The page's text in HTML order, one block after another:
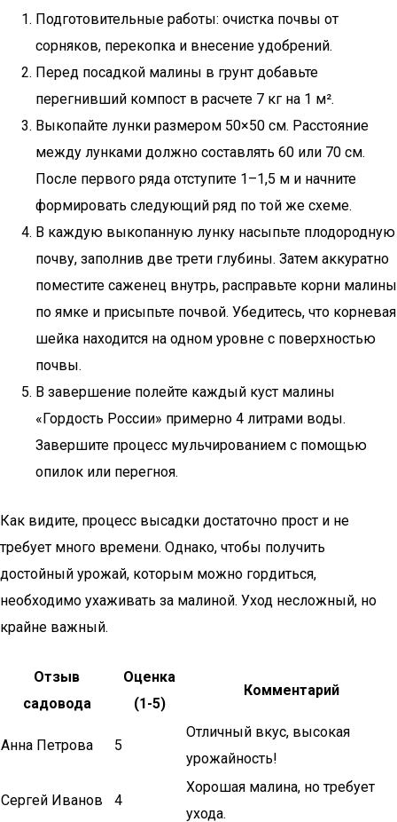
Подготовительные работы: очистка почвы от
сорняков, перекопка и внесение удобрений.
Перед посадкой малины в грунт добавьте
перегнивший компост в расчете 7 кг на 1 м².
Выкопайте лунки размером 50×50 см. Расстояние
между лунками должно составлять 60 или 70 см.
После первого ряда отступите 1–1,5 м и начните
формировать следующий ряд по той же схеме.
В каждую выкопанную лунку насыпьте плодородную
почву, заполнив две трети глубины. Затем аккуратно
поместите саженец внутрь, расправьте корни малины
по ямке и присыпьте почвой. Убедитесь, что корневая
шейка находится на одном уровне с поверхностью
почвы.
В завершение полейте каждый куст малины
«Гордость России» примерно 4 литрами воды.
Завершите процесс мульчированием с помощью
опилок или перегноя.
Как видите, процесс высадки достаточно прост и не
требует много времени. Однако, чтобы получить
достойный урожай, которым можно гордиться,
необходимо ухаживать за малиной. Уход несложный, но
крайне важный.
Отзыв
садовода
Оценка
(1-5)
Комментарий
Анна Петрова 5
Отличный вкус, высокая
урожайность!
Сергей Иванов 4
Хорошая малина, но требует
ухода.